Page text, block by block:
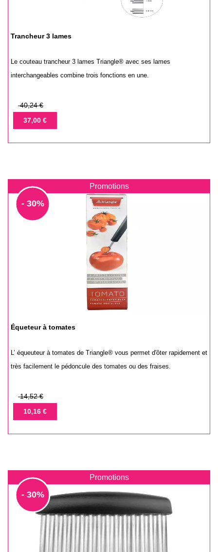
Trancheur 3 lames
Le couteau trancheur 3 lames Triangle® avec ses lames
interchangeables combine trois fonctions en une.
Prix
base
40,24 €
Prix37,00 €
Promotions
- 30%
Équeteur à tomates
L’ équeuteur à tomates de Triangle® vous permet d'ôter rapidement et
très facilement le pédoncule des tomates ou des fraises.
Prix
base
14,52 €
Prix10,16 €
Promotions
- 30%